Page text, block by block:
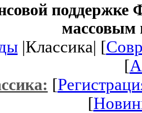
поддержке
массовым
|Классика| [
[
[
[